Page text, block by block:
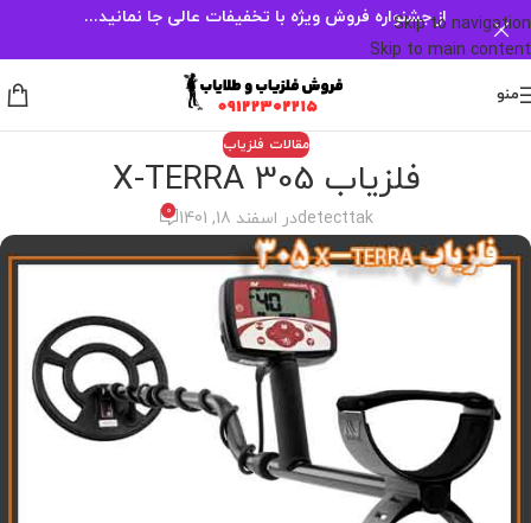
Skip to navigation
Skip to main content
از جشنواره فروش ویژه با تخفیفات عالی جا نمانید...
منو
مقالات فلزیاب
فلزیاب X-TERRA 305
detecttakدر اسفند 18, 1401 0